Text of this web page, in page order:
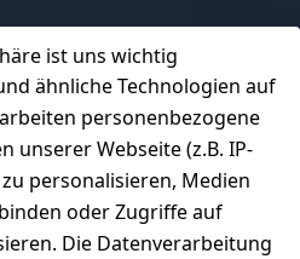
ist uns wichtig
ähnliche Technologien auf
personenbezogene
unserer Webseite (z.B. IP-
personalisieren, Medien
oder Zugriffe auf
Die Datenverarbeitung